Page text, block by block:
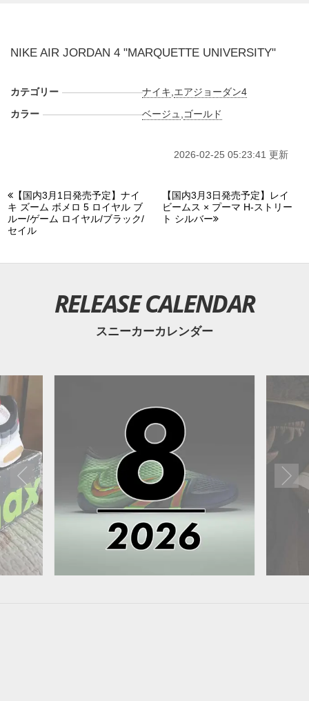
り次第、スニーカーウォーズのXやFacebook などで報告した
NIKE AIR JORDAN 4 "MARQUETTE UNIVERSITY"
カテゴリー ナイキ エアジョーダン4
カラー
ベージュ ゴールド
2026-02-25 05:23:41 更新
【国内3月1日発売予定】ナイ
キ ズーム ボメロ 5 ロイヤル ブ
ルー/ゲーム ロイヤル/ブラック/
セイル
【国内3月3日発売予定】レイ
ビームス × プーマ H-ストリー
ト シルバー
RELEASE CALENDAR
スニーカーカレンダー